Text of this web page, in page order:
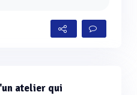
atelier qui